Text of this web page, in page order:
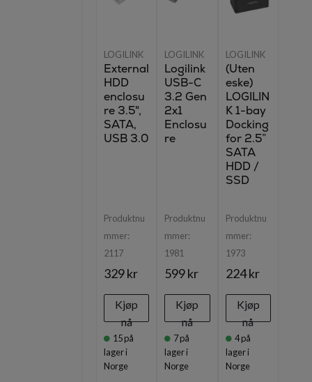
LOGILINK
External
HDD
enclosu
re 3.5",
SATA,
USB 3.0
Produktnu
mmer:
2117
329 kr
Kjøp
nå
15på
lager i
Norge
LOGILINK
Logilink
USB-C
3.2 Gen
2x1
Enclosu
re
Produktnu
mmer:
1981
599 kr
Kjøp
nå
7på
lager i
Norge
LOGILINK
(Uten
eske)
LOGILIN
K 1-bay
Docking
for 2.5”
SATA
HDD /
SSD
Produktnu
mmer:
1973
224 kr
Kjøp
nå
4 på
lager i
Norge